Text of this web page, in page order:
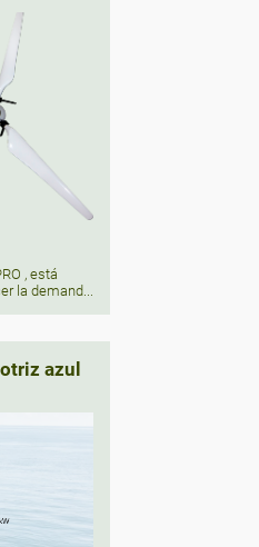
, está
la demand...
azul